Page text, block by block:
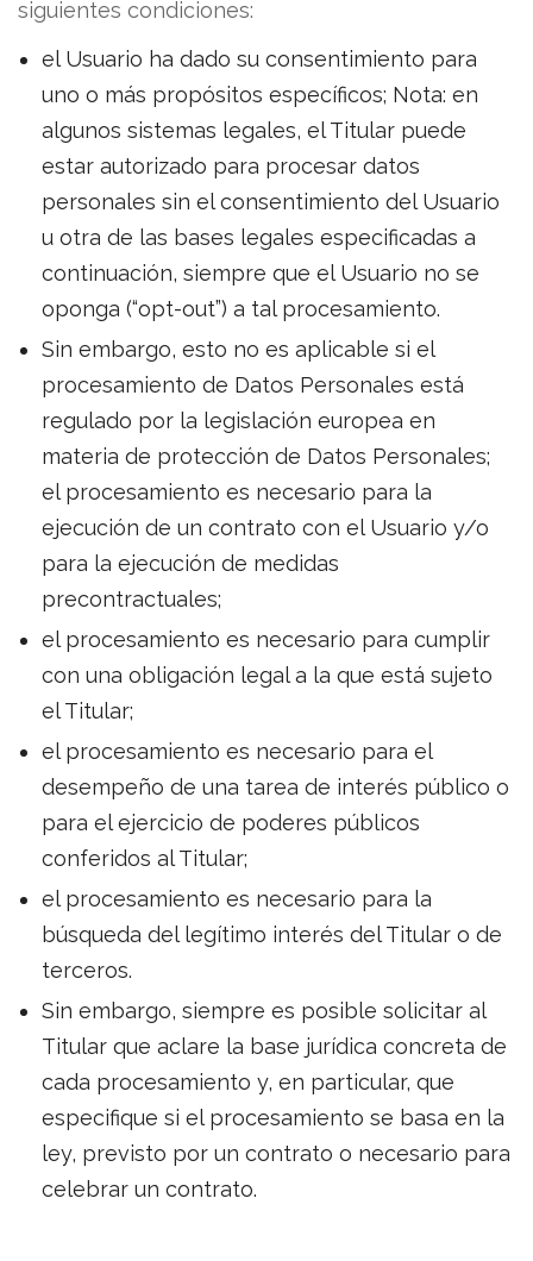
siguientes condiciones:
el Usuario ha dado su consentimiento para
uno o más propósitos específicos; Nota: en
algunos sistemas legales, el Titular puede
estar autorizado para procesar datos
personales sin el consentimiento del Usuario
u otra de las bases legales especificadas a
continuación, siempre que el Usuario no se
oponga (“opt-out”) a tal procesamiento.
Sin embargo, esto no es aplicable si el
procesamiento de Datos Personales está
regulado por la legislación europea en
materia de protección de Datos Personales;
el procesamiento es necesario para la
ejecución de un contrato con el Usuario y/o
para la ejecución de medidas
precontractuales;
el procesamiento es necesario para cumplir
con una obligación legal a la que está sujeto
el Titular;
el procesamiento es necesario para el
desempeño de una tarea de interés público o
para el ejercicio de poderes públicos
conferidos al Titular;
el procesamiento es necesario para la
búsqueda del legítimo interés del Titular o de
terceros.
Sin embargo, siempre es posible solicitar al
Titular que aclare la base jurídica concreta de
cada procesamiento y, en particular, que
especifique si el procesamiento se basa en la
ley, previsto por un contrato o necesario para
celebrar un contrato.